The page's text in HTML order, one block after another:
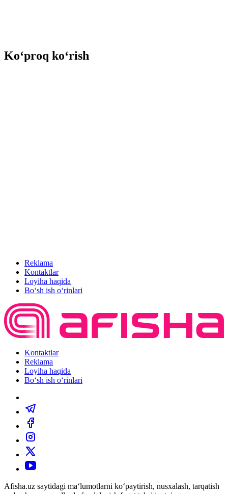
Ko‘proq ko‘rish
Reklama
Kontaktlar
Loyiha haqida
Bo‘sh ish o‘rinlari
Kontaktlar
Reklama
Loyiha haqida
Bo‘sh ish o‘rinlari
Afisha.uz saytidagi ma‘lumotlarni ko‘paytirish, nusxalash, tarqatish